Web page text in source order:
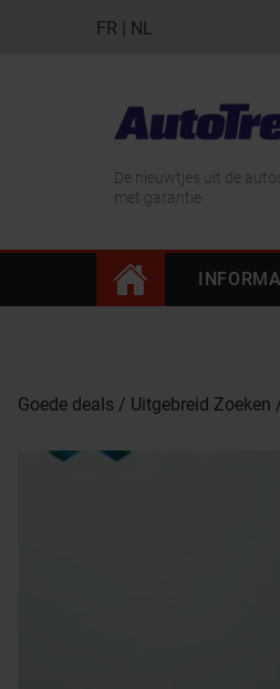
FR | NL
De nieuwtjes uit de
met garantie.
Goede deals Uitgebreid Zoeken